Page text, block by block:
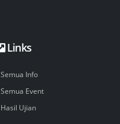
Links
Semua Info
Semua Event
Hasil Ujian